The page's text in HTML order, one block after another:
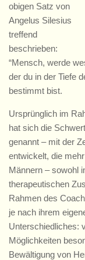
obigen Satz von
Angelus Silesius
treffend
beschrieben:
“Mensch, werde
der du in der Tiefe
bestimmt bist.
Ursprünglich im
hat sich die
genannt – mit der
entwickelt, die
Männern – sowohl
therapeutischen
Rahmen des
je nach ihrem
Unterschiedliches:
Möglichkeiten
Bewältigung von